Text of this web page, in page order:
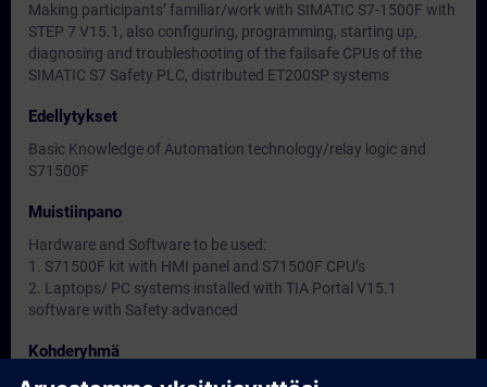
Making participants’ familiar/work with SIMATIC S7-1500F with
STEP 7 V15.1, also configuring, programming, starting up,
diagnosing and troubleshooting of the failsafe CPUs of the
SIMATIC S7 Safety PLC, distributed ET200SP systems
Edellytykset
Basic Knowledge of Automation technology/relay logic and
S71500F
Muistiinpano
Hardware and Software to be used:
1. S71500F kit with HMI panel and S71500F CPU’s
2. Laptops/ PC systems installed with TIA Portal V15.1
software with Safety advanced
Kohderyhmä